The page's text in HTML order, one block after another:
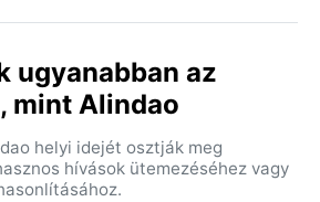
ugyanabban az
mint Alindao
helyi idejét osztják meg
hívások ütemezéséhez vagy